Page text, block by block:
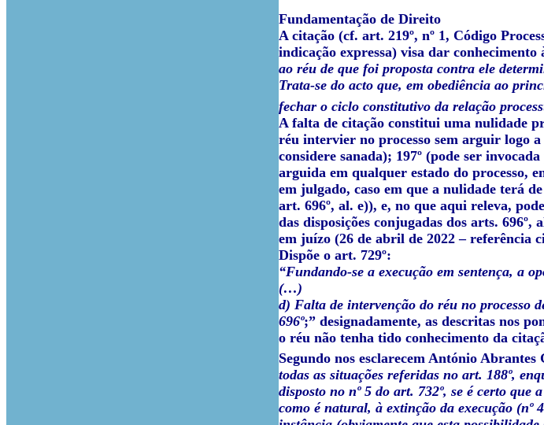
Fundamentação de Direito
A citação (cf. art. 219º, nº 1, Código
indicação expressa) visa dar
ao réu de que foi proposta contra ele
Trata-se do acto que, em obediência ao
fechar o ciclo constitutivo da relação
A falta de citação constitui uma nulidade
réu intervier no processo sem arguir logo a
considere sanada); 197º (pode ser
arguida em qualquer estado do processo,
em julgado, caso em que a nulidade terá
art. 696º, al. e)), e, no que aqui releva,
das disposições conjugadas dos arts.
em juízo (26 de abril de 2022 – referência
Dispõe o art. 729º:
“Fundando-se a execução em sentença, a
(…)
d) Falta de intervenção do réu no processo
696º;” designadamente, as descritas nos
o réu não tenha tido conhecimento da
Segundo nos esclarecem António
todas as situações referidas no art. 188º,
disposto no nº 5 do art. 732º, se é certo
como é natural, à extinção da execução (nº